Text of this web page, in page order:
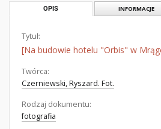
OPIS INFORMACJE
Tytuł:
[Na budowie hotelu "Orbis" w
Twórca:
Czerniewski, Ryszard. Fot.
Rodzaj dokumentu:
fotografia